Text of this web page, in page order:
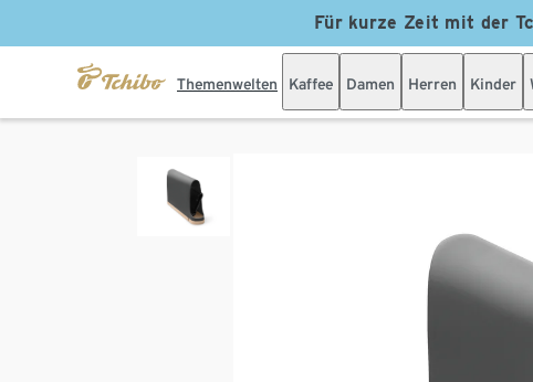
Für kurze Zeit mit der
Themenwelten Kaffee Damen Herren Kinder